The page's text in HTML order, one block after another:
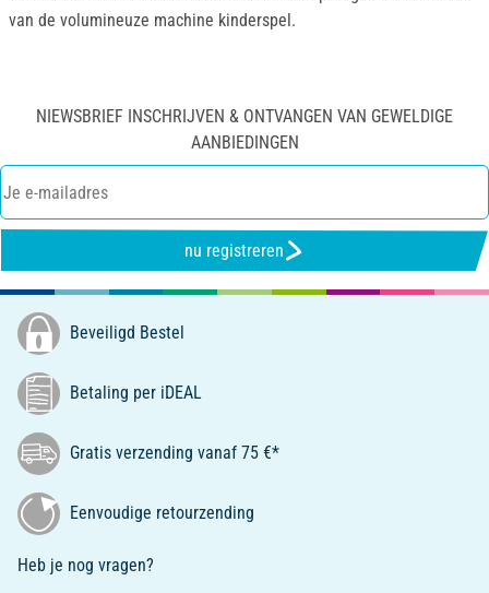
van de volumineuze machine kinderspel.
NIEWSBRIEF INSCHRIJVEN & ONTVANGEN VAN GEWELDIGE
AANBIEDINGEN
nu registreren
Beveiligd Bestel
Betaling per iDEAL
Gratis verzending vanaf 75 €*
Eenvoudige retourzending
Heb je nog vragen?